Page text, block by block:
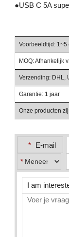
●USB C 5A
Voorbeeldtijd: 1~5
MOQ: Afhankelijk
Verzending: DHL,
Garantie: 1 jaar
Onze producten
* E-mail
*